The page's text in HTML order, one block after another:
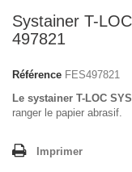
Systainer T-
497821
Référence FES497821
Le systainer T-LOC
ranger le papier abrasif.
Imprimer